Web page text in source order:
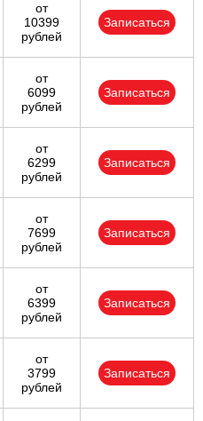
от
10399
рублей
Записаться
от
6099
рублей
Записаться
от
6299
рублей
Записаться
от
7699
рублей
Записаться
от
6399
рублей
Записаться
от
3799
рублей
Записаться